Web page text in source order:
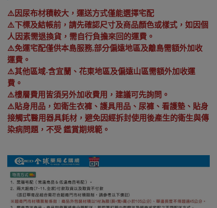
⚠️因尿布材積較大，運送方式僅能選擇宅配
⚠️下標及結帳前，請先確認尺寸及商品顏色或樣式，如因個
人因素需退換貨，需自行負擔來回的運費。
⚠️免運宅配僅供本島服務,部分偏遠地區及離島需額外加收
運費。
⚠️其他區域-含宜蘭、花東地區及偏遠山區需額外加收運
費。
⚠️樓層費用皆須另外加收費用，建議可先詢問。
⚠️貼身用品，如衛生衣褲、護具用品、尿褲、看護墊、貼身
接觸式醫用器具耗材，避免因經拆封使用後產生的衛生與傳
染病問題，不受 鑑賞期規範。